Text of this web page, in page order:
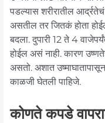
पडल्यास शरीरातील
असतील तर जितकं होता
बदला. दुपारी 12 ते 4
होईल असं नाही. कारण
असतो. अशात
काळजी घेतली पाहिजे.
कोणते कपडे